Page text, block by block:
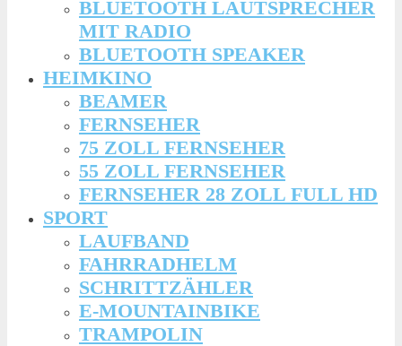
BLUETOOTH LAUTSPRECHER
MIT RADIO
BLUETOOTH SPEAKER
HEIMKINO
BEAMER
FERNSEHER
75 ZOLL FERNSEHER
55 ZOLL FERNSEHER
FERNSEHER 28 ZOLL FULL HD
SPORT
LAUFBAND
FAHRRADHELM
SCHRITTZÄHLER
E-MOUNTAINBIKE
TRAMPOLIN